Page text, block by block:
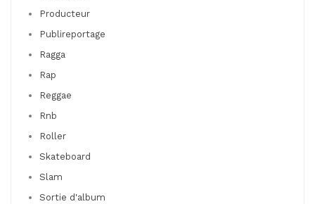
Producteur
Publireportage
Ragga
Rap
Reggae
Rnb
Roller
Skateboard
Slam
Sortie d'album